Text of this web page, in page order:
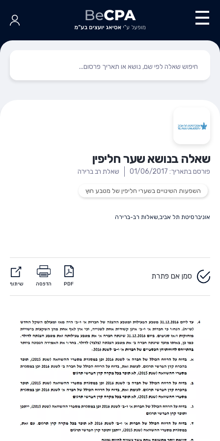
שאלה בנושא שער חליפין
פורסם בתאריך: 01/06/2017 שאלת רב ברירה
השפעות השינויים בשערי חליפין של מטבע חוץ
אוניברסיטת תל אביב,שאלות רב-ברירה
סמן אם פתרת
PDF הדפסה שיתוף